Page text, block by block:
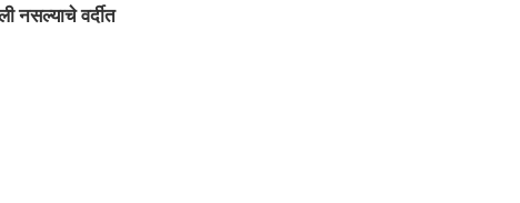
नसल्याचे वर्दीत